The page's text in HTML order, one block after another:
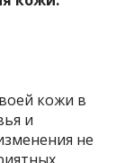
кожи в
и
не